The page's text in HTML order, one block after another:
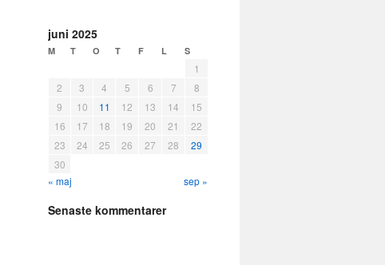
juni 2025
M T O T F L S
1
2
3 4 5 6 7
8
9
10 11 12 13 14
15
16
17 18 19 20 21
22
23
24 25 26 27 28
29
30
« maj
sep »
Senaste kommentarer